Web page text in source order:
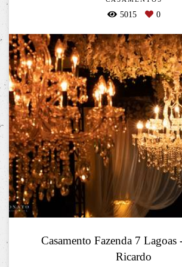
5015 0
Casamento Fazenda 7 Lagoas
Ricardo